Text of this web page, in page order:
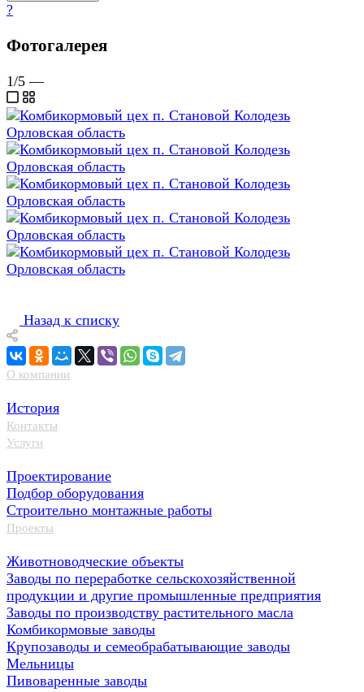
?
Фотогалерея
1/5 —
Назад к списку
О компании
История
Контакты
Услуги
Проектирование
Подбор оборудования
Строительно монтажные работы
Проекты
Животноводческие объекты
Заводы по переработке сельскохозяйственной
продукции и другие промышленные предприятия
Заводы по производству растительного масла
Комбикормовые заводы
Крупозаводы и семеобрабатывающие заводы
Мельницы
Пивоваренные заводы